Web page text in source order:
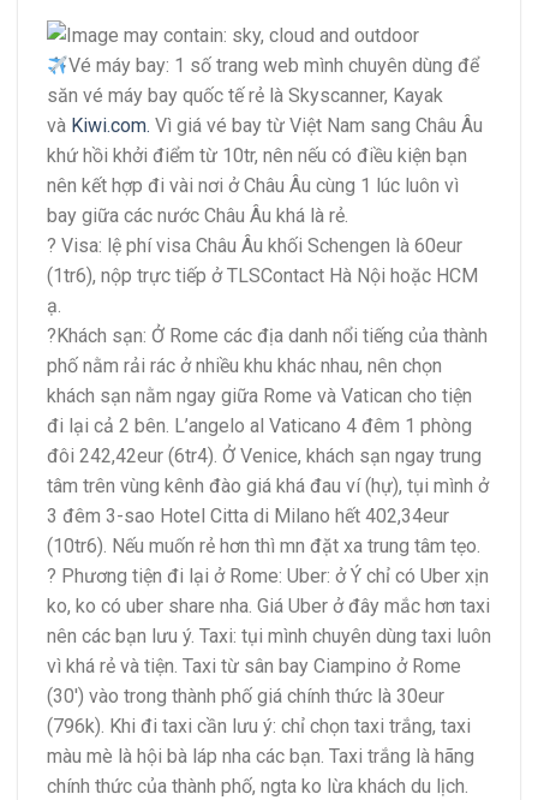
Vé máy bay: 1 số trang web mình chuyên dùng để
săn vé máy bay quốc tế rẻ là Skyscanner, Kayak
và Kiwi.com. Vì giá vé bay từ Việt Nam sang Châu Âu
khứ hồi khởi điểm từ 10tr, nên nếu có điều kiện bạn
nên kết hợp đi vài nơi ở Châu Âu cùng 1 lúc luôn vì
bay giữa các nước Châu Âu khá là rẻ.
? Visa: lệ phí visa Châu Âu khối Schengen là 60eur
(1tr6), nộp trực tiếp ở TLSContact Hà Nội hoặc HCM
ạ.
? Khách sạn: Ở Rome các địa danh nổi tiếng của thành
phố nằm rải rác ở nhiều khu khác nhau, nên chọn
khách sạn nằm ngay giữa Rome và Vatican cho tiện
đi lại cả 2 bên. L’angelo al Vaticano 4 đêm 1 phòng
đôi 242,42eur (6tr4). Ở Venice, khách sạn ngay trung
tâm trên vùng kênh đào giá khá đau ví (hự), tụi mình ở
3 đêm 3-sao Hotel Citta di Milano hết 402,34eur
(10tr6). Nếu muốn rẻ hơn thì mn đặt xa trung tâm tẹo.
? Phương tiện đi lại ở Rome: Uber: ở Ý chỉ có Uber xịn
ko, ko có uber share nha. Giá Uber ở đây mắc hơn taxi
nên các bạn lưu ý. Taxi: tụi mình chuyên dùng taxi luôn
vì khá rẻ và tiện. Taxi từ sân bay Ciampino ở Rome
(30′) vào trong thành phố giá chính thức là 30eur
(796k). Khi đi taxi cần lưu ý: chỉ chọn taxi trắng, taxi
màu mè là hội bà láp nha các bạn. Taxi trắng là hãng
chính thức của thành phố, ngta ko lừa khách du lịch.